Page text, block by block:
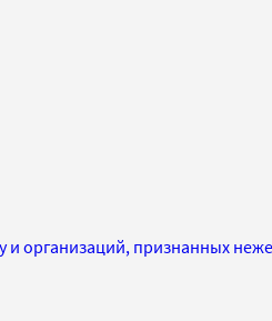
и организаций, признанных